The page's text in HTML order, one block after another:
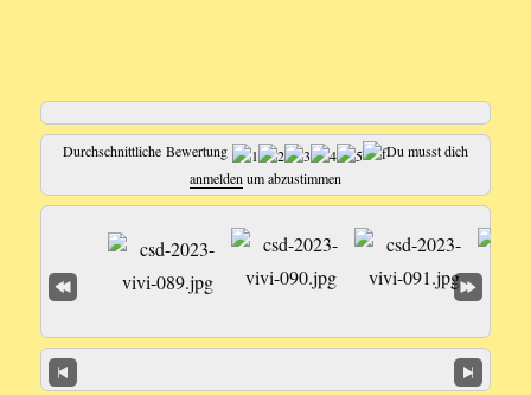
Durchschnittliche Bewertung
Du musst dich
anmeldenum abzustimmen